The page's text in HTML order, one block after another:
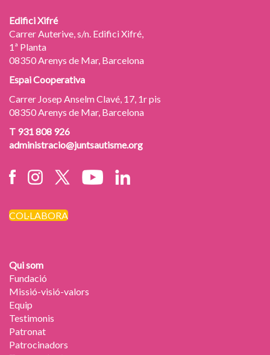
Edifici Xifré
Carrer Auterive, s/n. Edifici Xifré,
1ª Planta
08350 Arenys de Mar, Barcelona
Espai Cooperativa
Carrer Josep Anselm Clavé, 17, 1r pis
08350 Arenys de Mar, Barcelona
T 931 808 926
administracio@juntsautisme.org
COL·LABORA
Qui som
Fundació
Missió-visió-valors
Equip
Testimonis
Patronat
Patrocinadors